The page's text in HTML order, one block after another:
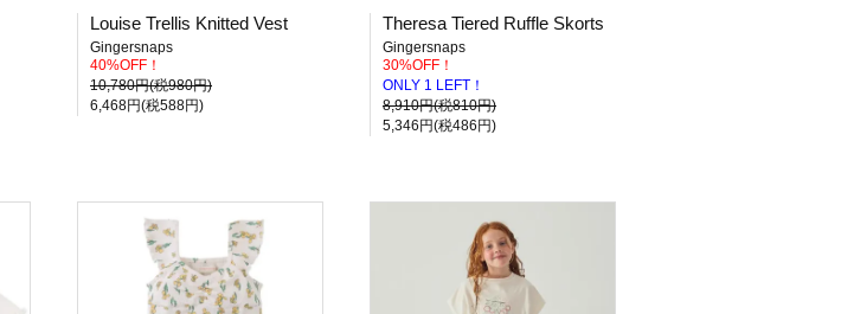
Louise Trellis Knitted Vest
Gingersnaps
40%OFF！
10,780円(税980円)
6,468円(税588円)
Theresa Tiered Ruffle Skorts
Gingersnaps
30%OFF！
ONLY 1 LEFT！
8,910円(税810円)
5,346円(税486円)